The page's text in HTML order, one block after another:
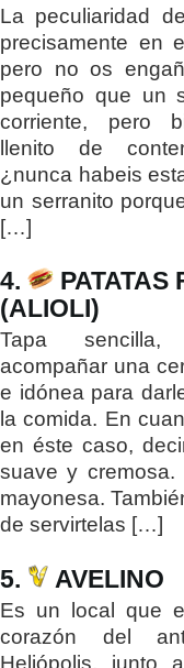
La peculiaridad
precisamente en
pero no os
pequeño que un
corriente, pero
llenito de
¿nunca habeis
un serranito
[…]
4.
PATATAS
(ALIOLI)
Tapa
acompañar una
e idónea para
la comida. En
en éste caso,
suave y
mayonesa.
de servirtelas […]
5. AVELINO
Es un local que
corazón del
Heliópolis, junto